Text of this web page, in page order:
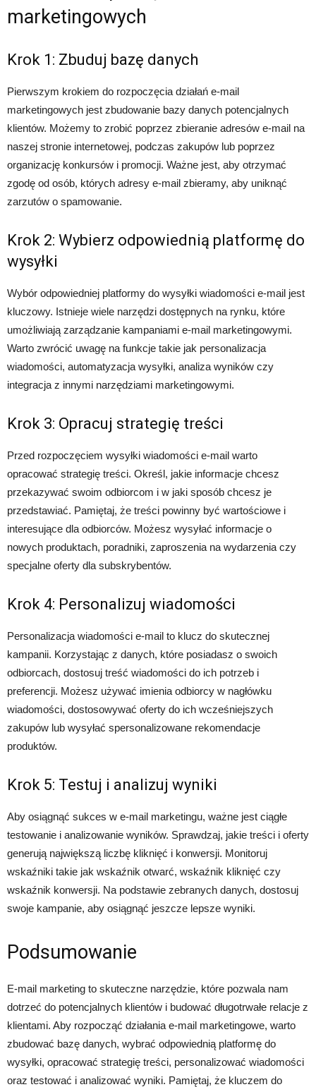
marketingowych
Krok 1: Zbuduj bazę danych
Pierwszym krokiem do rozpoczęcia działań e-mail
marketingowych jest zbudowanie bazy danych potencjalnych
klientów. Możemy to zrobić poprzez zbieranie adresów e-mail na
naszej stronie internetowej, podczas zakupów lub poprzez
organizację konkursów i promocji. Ważne jest, aby otrzymać
zgodę od osób, których adresy e-mail zbieramy, aby uniknąć
zarzutów o spamowanie.
Krok 2: Wybierz odpowiednią platformę do
wysyłki
Wybór odpowiedniej platformy do wysyłki wiadomości e-mail jest
kluczowy. Istnieje wiele narzędzi dostępnych na rynku, które
umożliwiają zarządzanie kampaniami e-mail marketingowymi.
Warto zwrócić uwagę na funkcje takie jak personalizacja
wiadomości, automatyzacja wysyłki, analiza wyników czy
integracja z innymi narzędziami marketingowymi.
Krok 3: Opracuj strategię treści
Przed rozpoczęciem wysyłki wiadomości e-mail warto
opracować strategię treści. Określ, jakie informacje chcesz
przekazywać swoim odbiorcom i w jaki sposób chcesz je
przedstawiać. Pamiętaj, że treści powinny być wartościowe i
interesujące dla odbiorców. Możesz wysyłać informacje o
nowych produktach, poradniki, zaproszenia na wydarzenia czy
specjalne oferty dla subskrybentów.
Krok 4: Personalizuj wiadomości
Personalizacja wiadomości e-mail to klucz do skutecznej
kampanii. Korzystając z danych, które posiadasz o swoich
odbiorcach, dostosuj treść wiadomości do ich potrzeb i
preferencji. Możesz używać imienia odbiorcy w nagłówku
wiadomości, dostosowywać oferty do ich wcześniejszych
zakupów lub wysyłać spersonalizowane rekomendacje
produktów.
Krok 5: Testuj i analizuj wyniki
Aby osiągnąć sukces w e-mail marketingu, ważne jest ciągłe
testowanie i analizowanie wyników. Sprawdzaj, jakie treści i oferty
generują największą liczbę kliknięć i konwersji. Monitoruj
wskaźniki takie jak wskaźnik otwarć, wskaźnik kliknięć czy
wskaźnik konwersji. Na podstawie zebranych danych, dostosuj
swoje kampanie, aby osiągnąć jeszcze lepsze wyniki.
Podsumowanie
E-mail marketing to skuteczne narzędzie, które pozwala nam
dotrzeć do potencjalnych klientów i budować długotrwałe relacje z
klientami. Aby rozpocząć działania e-mail marketingowe, warto
zbudować bazę danych, wybrać odpowiednią platformę do
wysyłki, opracować strategię treści, personalizować wiadomości
oraz testować i analizować wyniki. Pamiętaj, że kluczem do